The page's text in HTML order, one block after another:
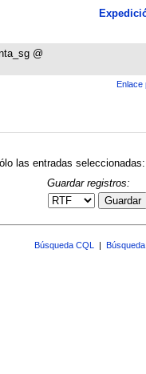
@
Enlace
las entradas seleccionadas:
Guardar registros:
Guardar
Búsqueda CQL